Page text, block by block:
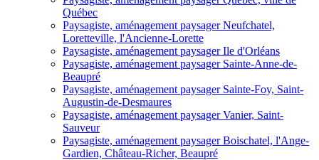
Québec
Paysagiste, aménagement paysager Neufchatel,
Loretteville, l'Ancienne-Lorette
Paysagiste, aménagement paysager Ile d'Orléans
Paysagiste, aménagement paysager Sainte-Anne-de-
Beaupré
Paysagiste, aménagement paysager Sainte-Foy, Saint-
Augustin-de-Desmaures
Paysagiste, aménagement paysager Vanier, Saint-
Sauveur
Paysagiste, aménagement paysager Boischatel, l'Ange-
Gardien, Château-Richer, Beaupré